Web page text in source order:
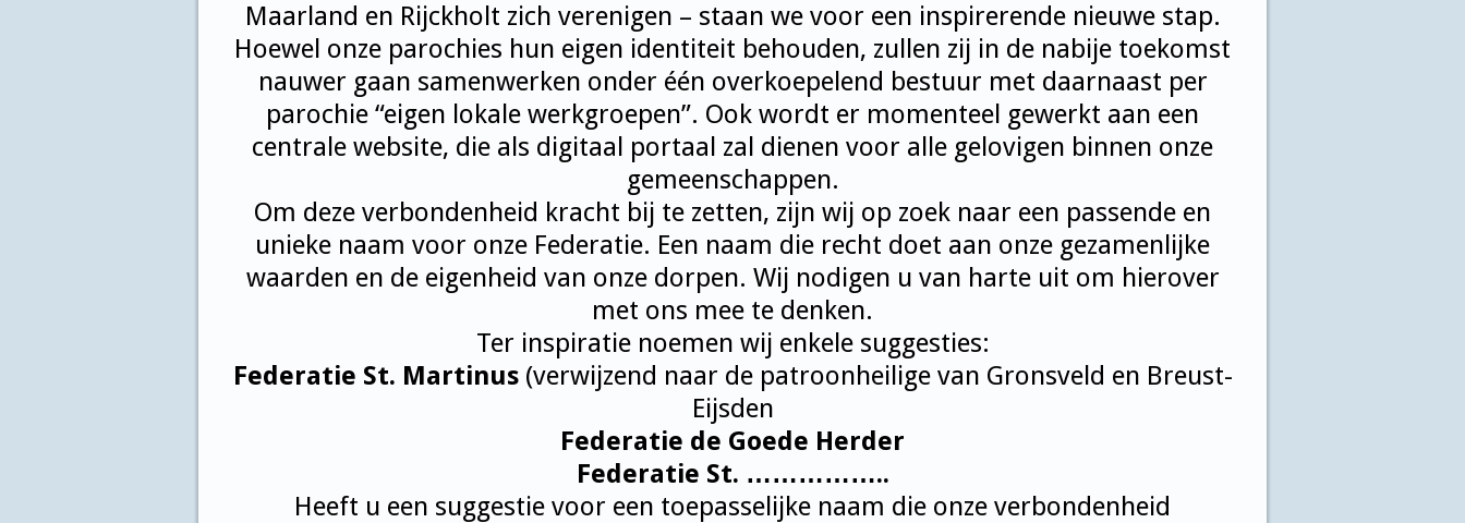
Maarland en Rijckholt zich verenigen – staan we voor een inspirerende nieuwe stap.
Hoewel onze parochies hun eigen identiteit behouden, zullen zij in de nabije toekomst
nauwer gaan samenwerken onder één overkoepelend bestuur met daarnaast per
parochie “eigen lokale werkgroepen”. Ook wordt er momenteel gewerkt aan een
centrale website, die als digitaal portaal zal dienen voor alle gelovigen binnen onze
gemeenschappen.
Om deze verbondenheid kracht bij te zetten, zijn wij op zoek naar een passende en
unieke naam voor onze Federatie. Een naam die recht doet aan onze gezamenlijke
waarden en de eigenheid van onze dorpen. Wij nodigen u van harte uit om hierover
met ons mee te denken.
Ter inspiratie noemen wij enkele suggesties:
Federatie St. Martinus(verwijzend naar de patroonheilige van Gronsveld en Breust-
Eijsden
Federatie de Goede Herder
Federatie St. ……………..
Heeft u een suggestie voor een toepasselijke naam die onze verbondenheid